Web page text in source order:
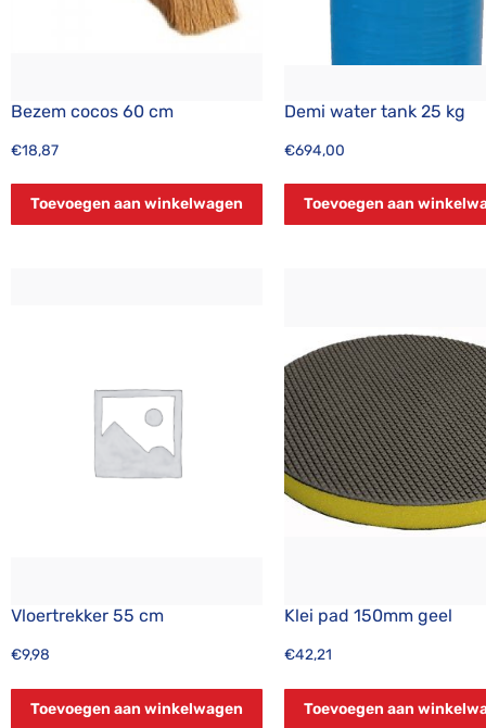
Bezem cocos 60 cm
€18,87
Toevoegen aan winkelwagen
Demi water tank 25 kg
€694,00
Toevoegen aan
Vloertrekker 55 cm
€9,98
Toevoegen aan winkelwagen
Klei pad 150mm geel
€42,21
Toevoegen aan